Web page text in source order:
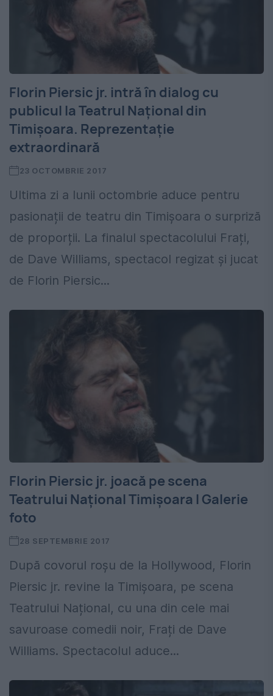
Florin Piersic jr. intră în dialog cu
publicul la Teatrul Național din
Timișoara. Reprezentație
extraordinară
23 OCTOMBRIE 2017
Ultima zi a lunii octombrie aduce pentru
pasionații de teatru din Timișoara o surpriză
de proporții. La finalul spectacolului Frați,
de Dave Williams, spectacol regizat și jucat
de Florin Piersic...
Florin Piersic jr. joacă pe scena
Teatrului Național Timișoara I Galerie
foto
28 SEPTEMBRIE 2017
După covorul roșu de la Hollywood, Florin
Piersic jr. revine la Timișoara, pe scena
Teatrului Național, cu una din cele mai
savuroase comedii noir, Frați de Dave
Williams. Spectacolul aduce...